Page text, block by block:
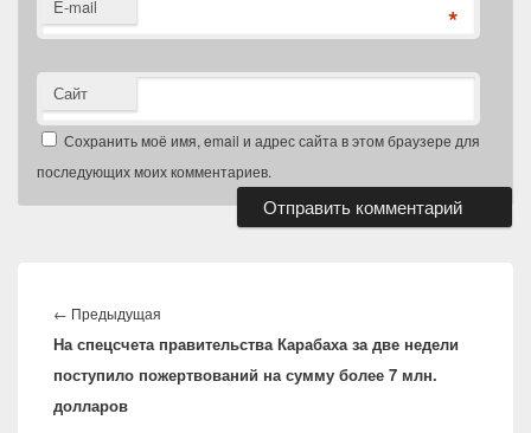
E-mail *
Сайт
Сохранить моё имя, email и адрес сайта в этом браузере для
последующих моих комментариев.
по
записям
← Предыдущая
запись:
На спецсчета правительства Карабаха за две недели
поступило пожертвований на сумму более 7 млн.
долларов